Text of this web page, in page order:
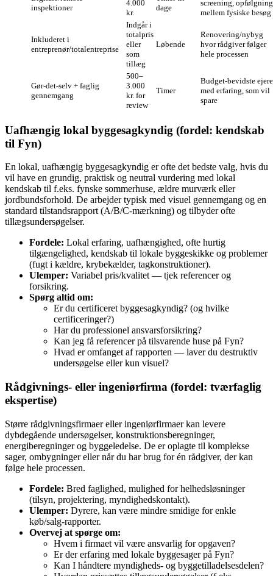
inspektioner
4.000
kr.
dage
screening, opfølgning
mellem fysiske besøg
Inkluderet i
entreprenør/totalentreprise
Indgår i
totalpris
eller
som
tillæg
Løbende
Renovering/nybyg
hvor rådgiver følger
hele processen
Gør‑det‑selv + faglig
gennemgang
500–
3.000
kr. for
review
Timer
Budget‑bevidste ejere
med erfaring, som vil
spare
Uafhængig lokal byggesagkyndig (fordel: kendskab
til Fyn)
En lokal, uafhængig byggesagkyndig er ofte det bedste valg, hvis du
vil have en grundig, praktisk og neutral vurdering med lokal
kendskab til f.eks. fynske sommerhuse, ældre murværk eller
jordbundsforhold. De arbejder typisk med visuel gennemgang og en
standard tilstandsrapport (A/B/C‑mærkning) og tilbyder ofte
tillægsundersøgelser.
Fordele: Lokal erfaring, uafhængighed, ofte hurtig
tilgængelighed, kendskab til lokale byggeskikke og problemer
(fugt i kældre, krybekælder, tagkonstruktioner).
Ulemper: Variabel pris/kvalitet — tjek referencer og
forsikring.
Spørg altid om:
Er du certificeret byggesagkyndig? (og hvilke
certificeringer?)
Har du professionel ansvarsforsikring?
Kan jeg få referencer på tilsvarende huse på Fyn?
Hvad er omfanget af rapporten — laver du destruktiv
undersøgelse eller kun visuel?
Rådgivnings‑ eller ingeniørfirma (fordel: tværfaglig
ekspertise)
Større rådgivningsfirmaer eller ingeniørfirmaer kan levere
dybdegående undersøgelser, konstruktionsberegninger,
energiberegninger og byggeledelse. De er oplagte til komplekse
sager, ombygninger eller når du har brug for én rådgiver, der kan
følge hele processen.
Fordele: Bred faglighed, mulighed for helhedsløsninger
(tilsyn, projektering, myndighedskontakt).
Ulemper: Dyrere, kan være mindre smidige for enkle
køb/salg‑rapporter.
Overvej at spørge om:
Hvem i firmaet vil være ansvarlig for opgaven?
Er der erfaring med lokale byggesager på Fyn?
Kan I håndtere myndigheds‑ og byggetilladelsesdelen?